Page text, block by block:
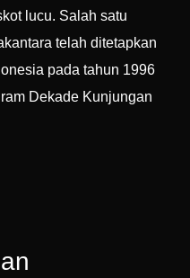
lucu. Salah satu
telah ditetapkan
pada tahun 1996
Dekade Kunjungan